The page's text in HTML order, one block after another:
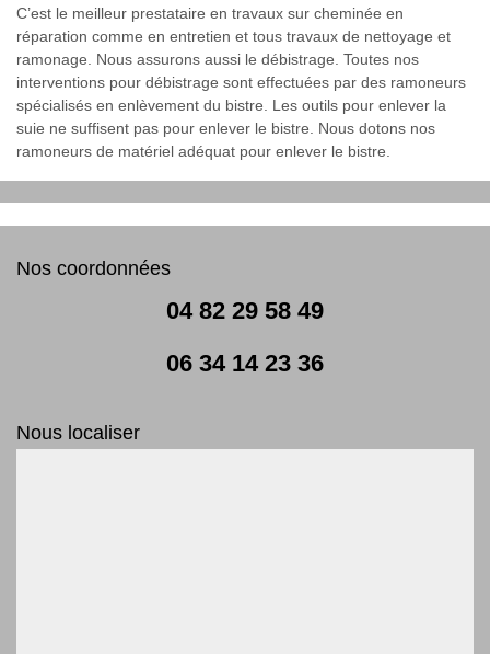
C’est le meilleur prestataire en travaux sur cheminée en
réparation comme en entretien et tous travaux de nettoyage et
ramonage. Nous assurons aussi le débistrage. Toutes nos
interventions pour débistrage sont effectuées par des ramoneurs
spécialisés en enlèvement du bistre. Les outils pour enlever la
suie ne suffisent pas pour enlever le bistre. Nous dotons nos
ramoneurs de matériel adéquat pour enlever le bistre.
Nos coordonnées
04 82 29 58 49
06 34 14 23 36
Nous localiser